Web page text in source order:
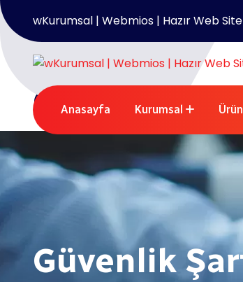
wKurumsal | Webmios | Hazır Web Site
Anasayfa Kurumsal
Anasayfa
/
Güvenlik Şartları
Güvenlik
Güvenlik